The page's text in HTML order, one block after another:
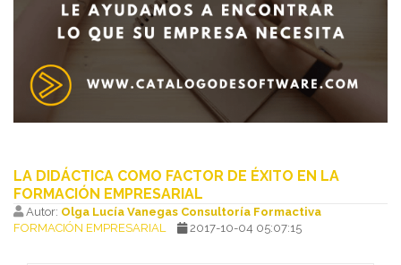
LA DIDÁCTICA COMO FACTOR DE ÉXITO EN LA
FORMACIÓN EMPRESARIAL
Autor: Olga Lucía Vanegas Consultoría Formactiva
FORMACIÓN EMPRESARIAL
2017-10-04 05:07:15